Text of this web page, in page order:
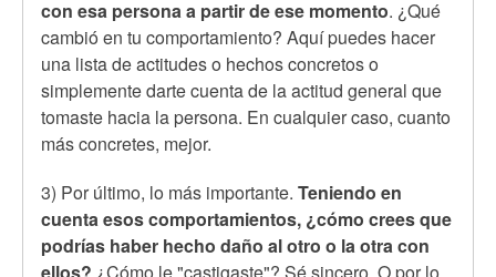
con esa persona a partir de ese momento. ¿Qué
cambió en tu comportamiento? Aquí puedes hacer
una lista de actitudes o hechos concretos o
simplemente darte cuenta de la actitud general que
tomaste hacia la persona. En cualquier caso, cuanto
más concretes, mejor.
3) Por último, lo más importante. Teniendo en
cuenta esos comportamientos, ¿cómo crees que
podrías haber hecho daño al otro o la otra con